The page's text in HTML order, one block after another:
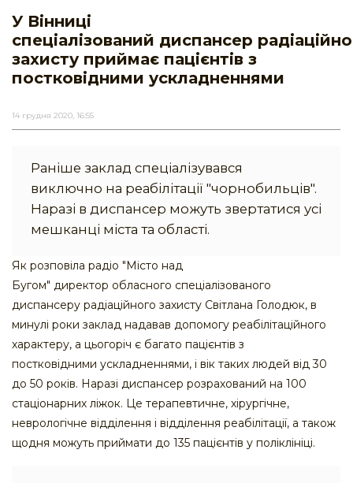
У Вінниці
спеціалізований диспансер
захисту приймає пацієнтів з
постковідними ускладненнями
14 грудня 2020, 16:55
Раніше заклад спеціалізувався
виключно на реабілітації "чорнобильців".
Наразі в диспансер можуть звертатися усі
мешканці міста та області.
Як розповіла радіо "Місто над
Бугом" директор обласного спеціалізованого
диспансеру радіаційного захисту Світлана Голодюк, в
минулі роки заклад надавав допомогу реабілітаційного
характеру, а цьогоріч є багато пацієнтів з
постковідними ускладненнями, і вік таких людей від 30
до 50 років. Наразі диспансер розрахований на 100
стаціонарних ліжок. Це терапевтичне, хірургічне,
неврологічне відділення і відділення реабілітації, а також
щодня можуть приймати до 135 пацієнтів у поліклініці.